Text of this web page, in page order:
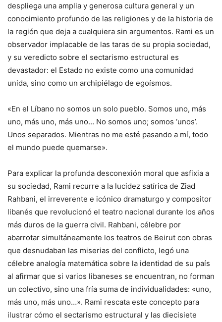
despliega una amplia y generosa cultura general y un
conocimiento profundo de las religiones y de la historia de
la región que deja a cualquiera sin argumentos. Rami es un
observador implacable de las taras de su propia sociedad,
y su veredicto sobre el sectarismo estructural es
devastador: el Estado no existe como una comunidad
unida, sino como un archipiélago de egoísmos.
«En el Líbano no somos un solo pueblo. Somos uno, más
uno, más uno, más uno… No somos uno; somos ‘unos’.
Unos separados. Mientras no me esté pasando a mí, todo
el mundo puede quemarse».
Para explicar la profunda desconexión moral que asfixia a
su sociedad, Rami recurre a la lucidez satírica de Ziad
Rahbani, el irreverente e icónico dramaturgo y compositor
libanés que revolucionó el teatro nacional durante los años
más duros de la guerra civil. Rahbani, célebre por
abarrotar simultáneamente los teatros de Beirut con obras
que desnudaban las miserias del conflicto, legó una
célebre analogía matemática sobre la identidad de su país
al afirmar que si varios libaneses se encuentran, no forman
un colectivo, sino una fría suma de individualidades: «uno,
más uno, más uno…». Rami rescata este concepto para
ilustrar cómo el sectarismo estructural y las diecisiete